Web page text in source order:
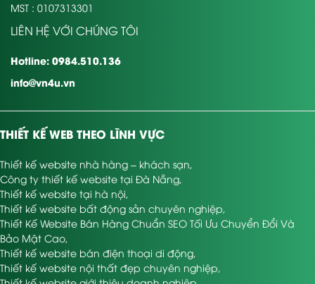
MST : 0107313301
LIÊN HỆ VỚI CHÚNG TÔI
Hotline: 0984.510.136
info@vn4u.vn
THIẾT KẾ WEB THEO LĨNH VỰC
Thiết kế website nhà hàng – khách sạn,
Công ty thiết kế website tại Đà Nẵng,
Thiết kế website tại hà nội,
Thiết kế website bất động sản chuyên nghiệp,
Thiết Kế Website Bán Hàng Chuẩn SEO Tối Ưu Chuyển Đổi Và
Bảo Mật Cao,
Thiết kế website bán điện thoại di động,
Thiết kế website nội thất đẹp chuyên nghiệp,